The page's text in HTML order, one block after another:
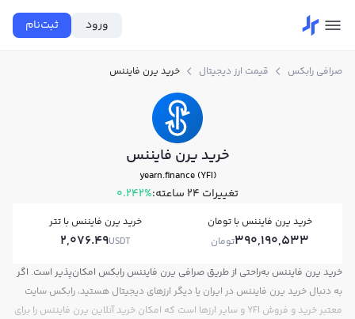
ورود ثبت‌نام
صرافی رابکس قیمت ارز دیجیتال خرید یرن فایننس
خرید یرن فایننس
yearn.finance (YFI)
تغییرات ۲۴ ساعته: 0.242%
خرید یرن فایننس با تومان
390,190,533تومان
خرید یرن فایننس با تتر
2,076.49USDT
خرید یرن فایننس به‌راحتی از طریق صرافی یرن فایننس رابکس امکان‌پذیر است. اگر
به دنبال خرید یرن فایننس در ایران یا دیگر ارزهای دیجیتال هستید، رابکس سایت
معتبر خرید و فروش YFI و سایر ارزها است که امکان خرید آنلاین یرن فایننس را برای